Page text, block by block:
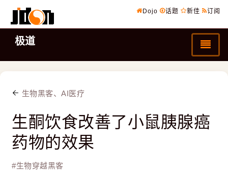
Dojo 话题 新佳 订阅
极道
生物黑客、AI医疗
生酮饮食改善了小鼠胰腺癌
药物的效果
#生物穿越黑客